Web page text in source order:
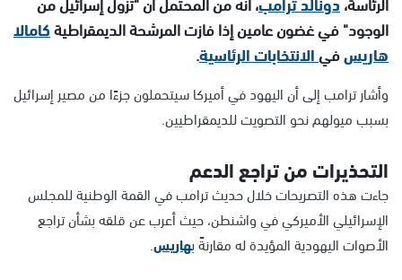
الوجود" في غضون عامين إذا فازت المرشحة الديمقراطيةكامالا
هاريسفيالانتخابات الرئاسية.
وأشار ترامب إلى أن اليهود في أميركا سيتحملون جزءًا من مصير إسرائيل
بسبب ميولهم نحو التصويت للديمقراطيين.
التحذيرات من تراجع الدعم
جاءت هذه التصريحات خلال حديث ترامب في القمة الوطنية للمجلس
الإسرائيلي الأميركي في واشنطن، حيث أعرب عن قلقه بشأن تراجع
الأصوات اليهودية المؤيدة له مقارنةً بهاريس.